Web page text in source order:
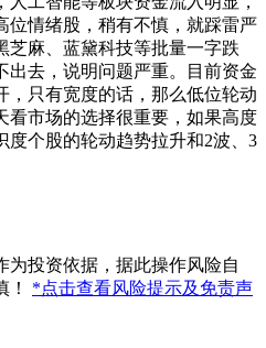
位情绪股，稍有不慎，就踩雷严
芝麻、蓝黛科技等批量一字跌
出去，说明问题严重。目前资金
，只有宽度的话，那么低位轮动
看市场的选择很重要，如果高度
度个股的轮动趋势拉升和2波、3
为投资依据，据此操作风险自
！ *点击查看风险提示及免责声